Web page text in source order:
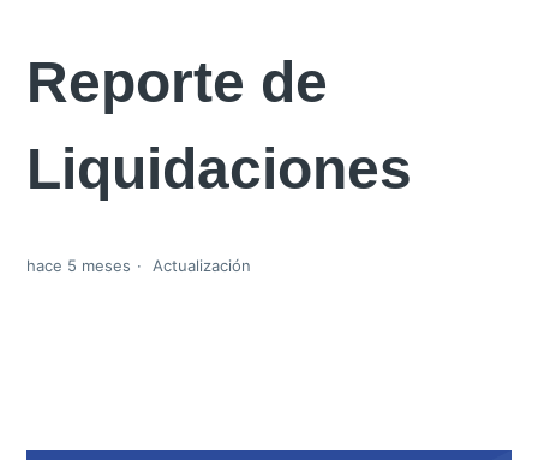
Reporte de
Liquidaciones
hace 5 meses Actualización